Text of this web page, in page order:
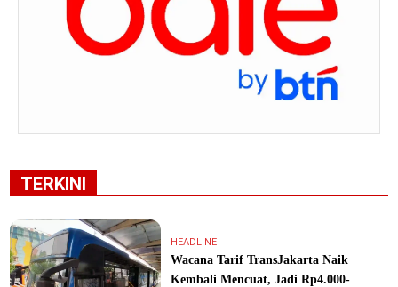
TERKINI
HEADLINE
Wacana Tarif TransJakarta Naik
Kembali Mencuat, Jadi Rp4.000-